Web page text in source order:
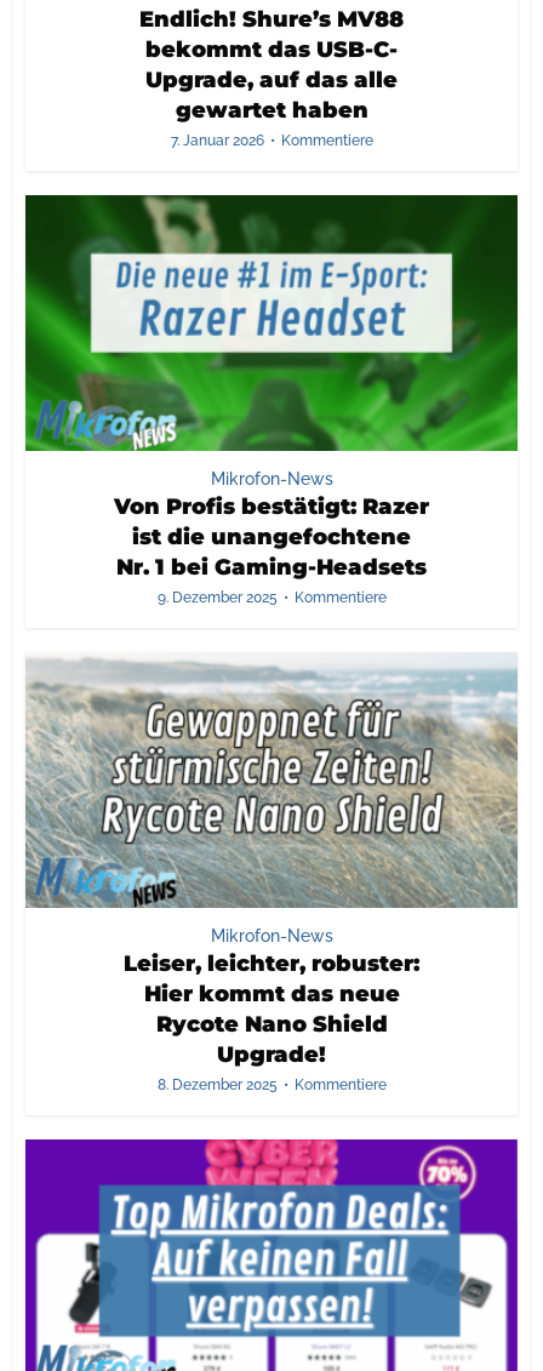
Endlich! Shure’s MV88
bekommt das USB-C-
Upgrade, auf das alle
gewartet haben
7. Januar 2026 Kommentiere
Mikrofon-News
Von Profis bestätigt: Razer
ist die unangefochtene
Nr. 1 bei Gaming-Headsets
9. Dezember 2025 Kommentiere
Mikrofon-News
Leiser, leichter, robuster:
Hier kommt das neue
Rycote Nano Shield
Upgrade!
8. Dezember 2025 Kommentiere